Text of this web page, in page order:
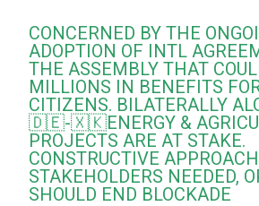
CONCERNED BY THE
ADOPTION OF INTL
THE ASSEMBLY THAT
MILLIONS IN BENEFITS
CITIZENS. BILATERALLY
🇩🇪-🇽🇰ENERGY &
PROJECTS ARE AT STAKE.
CONSTRUCTIVE
STAKEHOLDERS NEEDED,
SHOULD END BLOCKADE